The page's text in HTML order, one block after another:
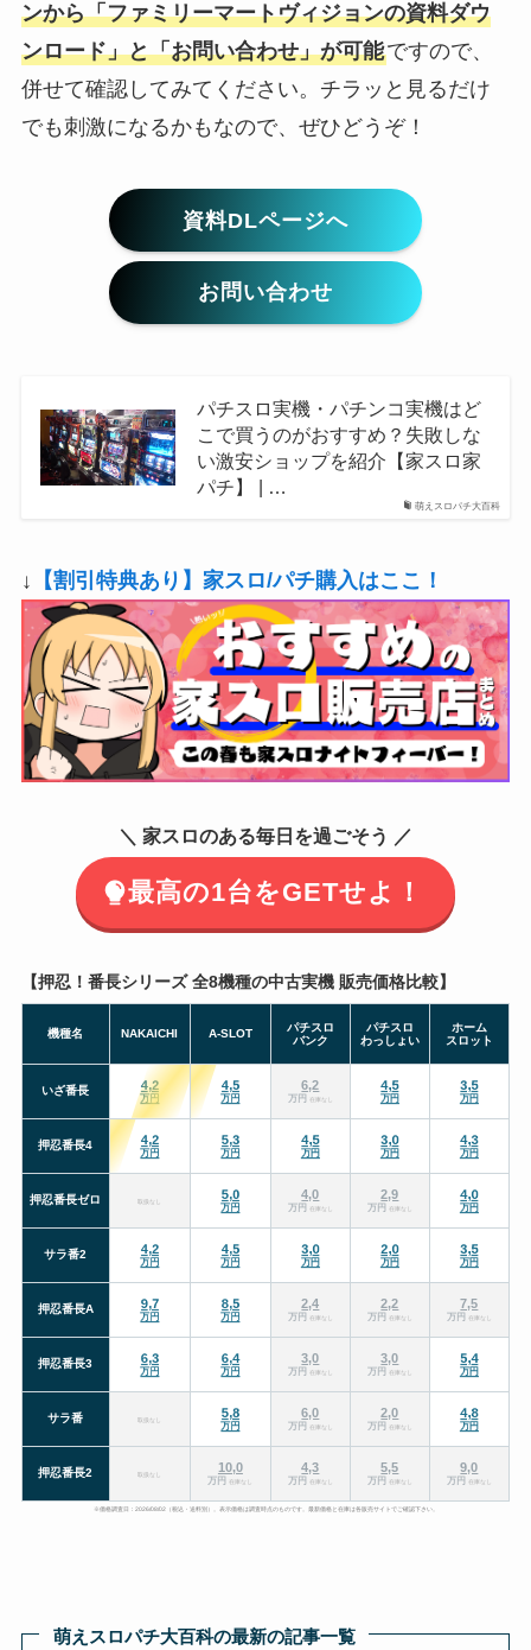
ンから「ファミリーマートヴィジョンの資料ダウ
ンロード」と「お問い合わせ」が可能ですので、
併せて確認してみてください。チラッと見るだけ
でも刺激になるかもなので、ぜひどうぞ！
資料DLページへ
お問い合わせ
萌えスロパチ大百科
パチスロ実機・パチンコ実機はど
こで買うのがおすすめ？失敗しな
い激安ショップを紹介【家スロ家
パチ】 | …
↓ 【割引特典あり】家スロ/パチ購入はここ！
＼ 家スロのある毎日を過ごそう ／
最高の1台をGETせよ！
【押忍！番長シリーズ 全8機種の中古実機 販売価格比較】
機種名 NAKAICHI A-SLOT
パチスロ
バンク
パチスロ
わっしょい
ホーム
スロット
在庫なし
取扱なし
在庫なし
在庫なし
在庫なし 在庫なし 在庫なし
在庫なし 在庫なし
取扱なし
在庫なし
在庫なし
取扱なし
在庫なし
在庫なし 在庫なし 在庫なし
※価格調査日：2026/08/02（税込・送料別）。表示価格は調査時点のものです。最新価格と在庫は各販売サイトでご確認下さい。
萌えスロパチ大百科の最新の記事一覧